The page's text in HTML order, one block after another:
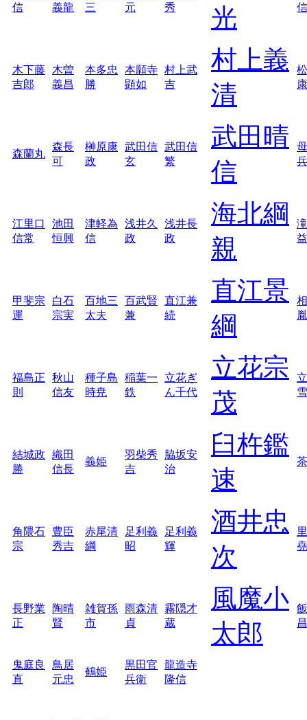
信
義龍
三
元
秀
光
信
木下藤
吉郎
木曽
義昌
本多忠
勝
本願寺
顕如
村上武
吉
村上義
清
康
森蘭丸
森長
可
榊原康
政
武田信
玄
武田信
繁
武田晴
信
江里口
信常
池田
恒興
津軽為
信
浅井久
政
浅井長
政
海北綱
親
益
甲斐宗
運
白石
宗実
百地三
太夫
百武賢
兼
直江兼
続
直江景
綱
胤
福島正
則
秋山
信友
種子島
時尭
稲葉一
鉄
立花ぎ
ん千代
立花宗
茂
雪
結城政
勝
織田
信長
義姫
羽柴秀
吉
脇坂安
治
臼杵鑑
速
角隈石
宗
豊臣
秀吉
赤尾清
綱
足利義
昭
足利義
輝
酒井忠
次
堯
長野業
正
陶晴
賢
雑賀孫
市
雨森清
貞
霧隠才
蔵
風魔小
太郎
昌
鬼庭良
直
鳥居
元忠
鶴姫
黒田官
兵衛
龍造寺
隆信